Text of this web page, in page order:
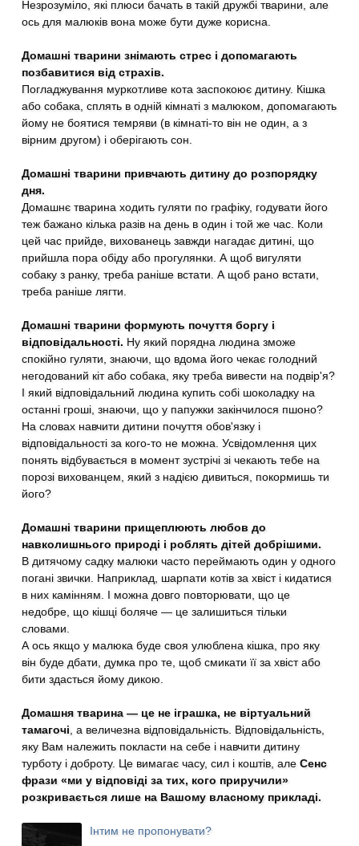
Незрозуміло, які плюси бачать в такій дружбі тварини, але
ось для малюків вона може бути дуже корисна.
Домашні тварини знімають стрес і допомагають
позбавитися від страхів.
Погладжування муркотливе кота заспокоює дитину. Кішка
або собака, сплять в одній кімнаті з малюком, допомагають
йому не боятися темряви (в кімнаті-то він не один, а з
вірним другом) і оберігають сон.
Домашні тварини привчають дитину до розпорядку
дня.
Домашнє тварина ходить гуляти по графіку, годувати його
теж бажано кілька разів на день в один і той же час. Коли
цей час прийде, вихованець завжди нагадає дитині, що
прийшла пора обіду або прогулянки. А щоб вигуляти
собаку з ранку, треба раніше встати. А щоб рано встати,
треба раніше лягти.
Домашні тварини формують почуття боргу і
відповідальності. Ну який порядна людина зможе
спокійно гуляти, знаючи, що вдома його чекає голодний
негодований кіт або собака, яку треба вивести на подвір'я?
І який відповідальний людина купить собі шоколадку на
останні гроші, знаючи, що у папужки закінчилося пшоно?
На словах навчити дитини почуття обов'язку і
відповідальності за кого-то не можна. Усвідомлення цих
понять відбувається в момент зустрічі зі чекають тебе на
порозі вихованцем, який з надією дивиться, покормишь ти
його?
Домашні тварини прищеплюють любов до
навколишнього природі і роблять дітей добрішими.
В дитячому садку малюки часто переймають один у одного
погані звички. Наприклад, шарпати котів за хвіст і кидатися
в них камінням. І можна довго повторювати, що це
недобре, що кішці боляче — це залишиться тільки
словами.
А ось якщо у малюка буде своя улюблена кішка, про яку
він буде дбати, думка про те, щоб смикати її за хвіст або
бити здасться йому дикою.
Домашня тварина — це не іграшка, не віртуальний
тамагочі , а величезна відповідальність. Відповідальність,
яку Вам належить покласти на себе і навчити дитину
турботу і доброту. Це вимагає часу, сил і коштів, алеСенс
фрази «ми у відповіді за тих, кого приручили»
розкривається лише на Вашому власному прикладі.
Інтим не пропонувати?